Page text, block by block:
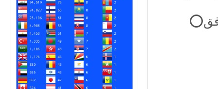
⭕️اتخاذ الإجراءات القانونية بحق المخالفين على وفق